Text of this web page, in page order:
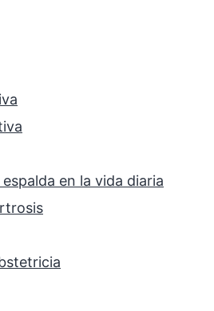
en la vida diaria